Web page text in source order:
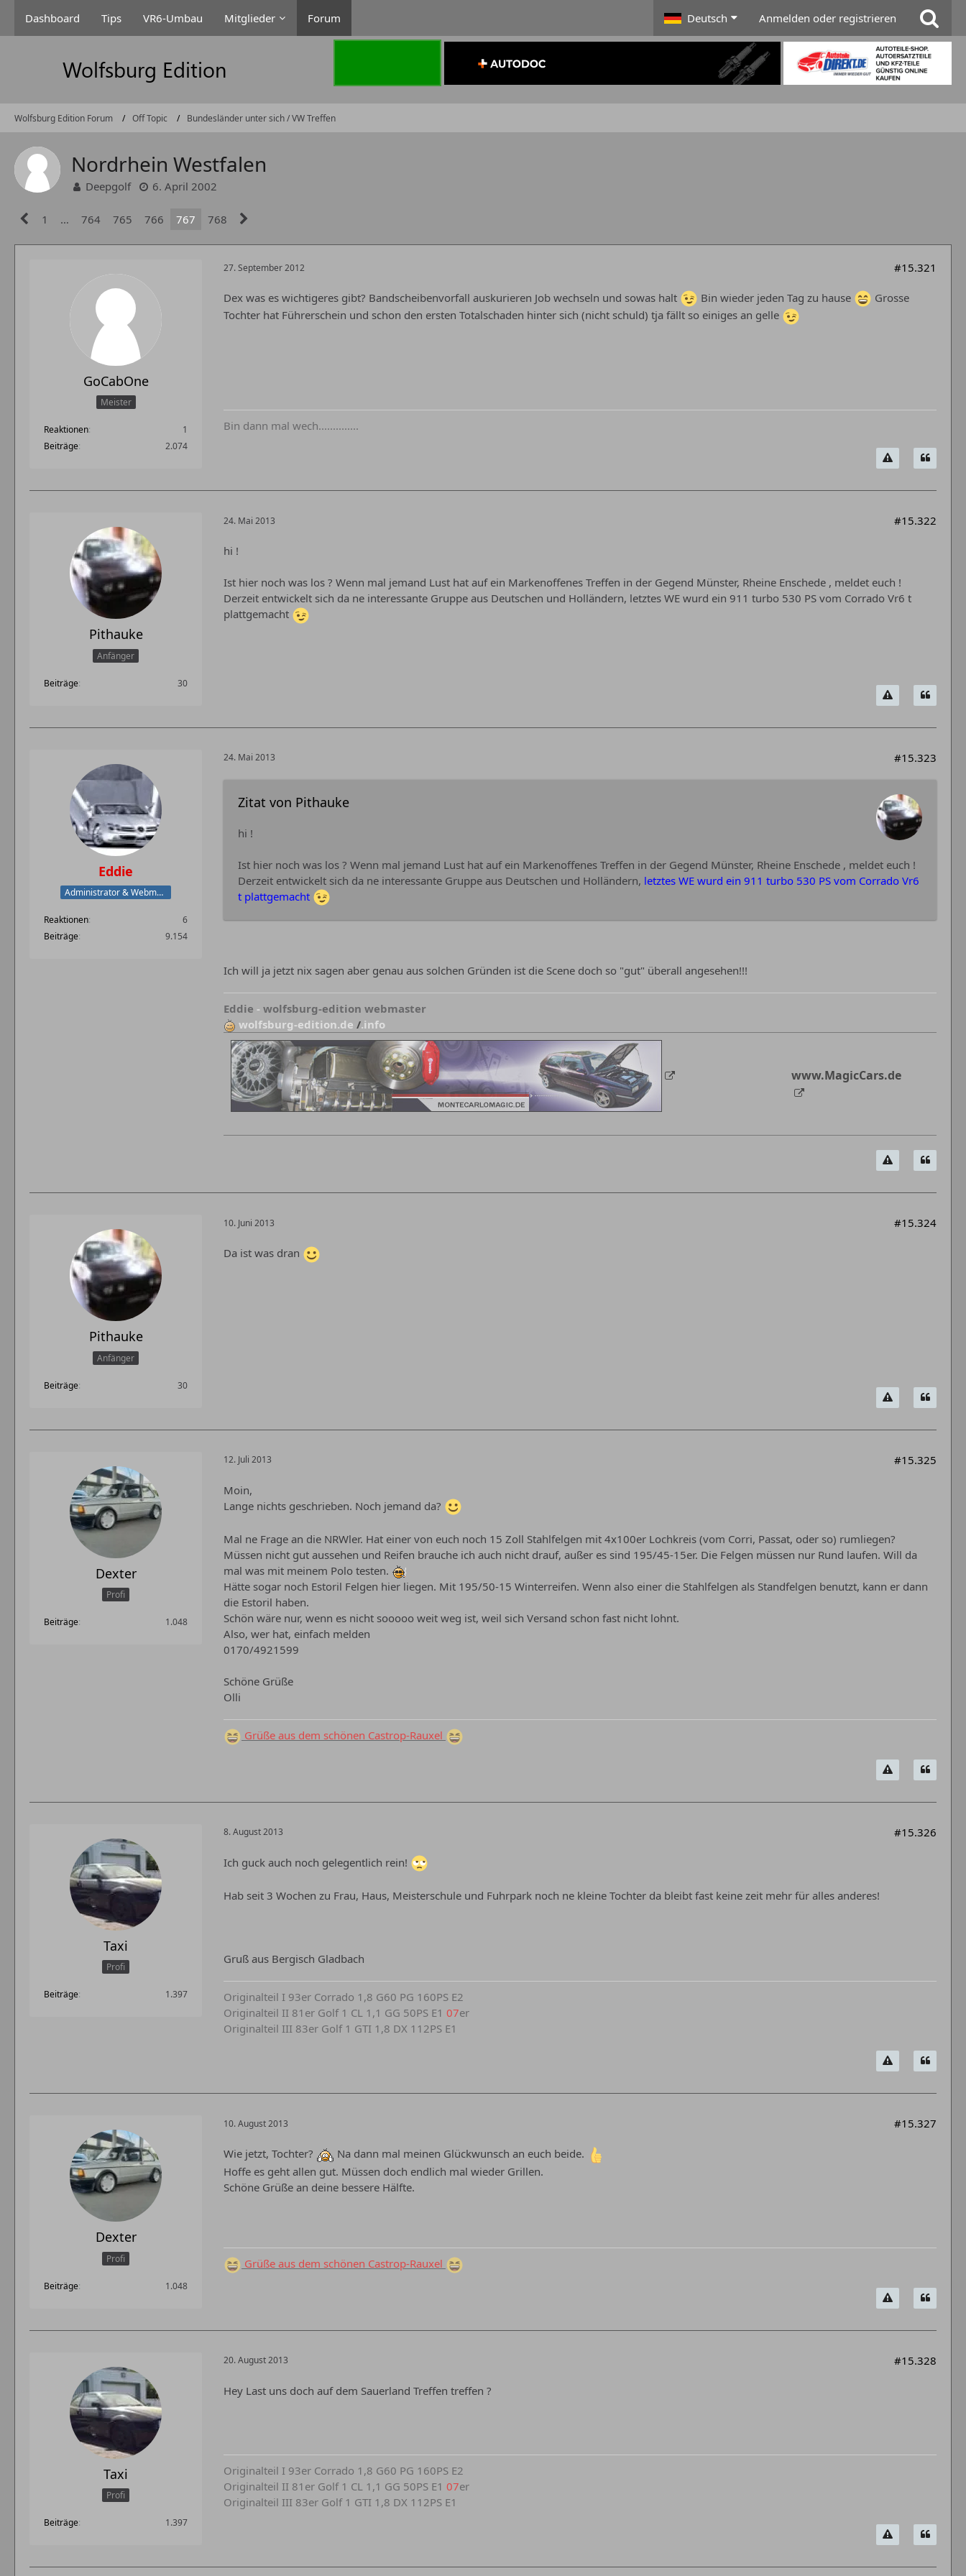
Dashboard Tips VR6-Umbau Mitglieder Forum Deutsch Anmelden oder registrieren
Wolfsburg Edition Forum Off Topic Bundesländer unter sich / VW Treffen
Nordrhein Westfalen
Deepgolf 6. April 2002
1 … 764 765 766 767 768
GoCabOne
Meister
Reaktionen
1
Beiträge
2.074
27. September 2012 #15.321
Dex was es wichtigeres gibt? Bandscheibenvorfall auskurieren Job wechseln und sowas halt Bin wieder jeden Tag zu hause
Grosse
Tochter hat Führerschein und schon den ersten Totalschaden hinter sich (nicht schuld) tja fällt so einiges an gelle
Bin dann mal wech..............
Pithauke
Anfänger
Beiträge 30
24. Mai 2013 #15.322
hi !
Ist hier noch was los ? Wenn mal jemand Lust hat auf ein Markenoffenes Treffen in der Gegend Münster, Rheine Enschede , meldet euch !
Derzeit entwickelt sich da ne interessante Gruppe aus Deutschen und Holländern, letztes WE wurd ein 911 turbo 530 PS vom Corrado Vr6 t
plattgemacht
Eddie
Administrator & Webmaster
Reaktionen
6
Beiträge
9.154
24. Mai 2013 #15.323
Zitat von Pithauke
hi !
Ist hier noch was los ? Wenn mal jemand Lust hat auf ein Markenoffenes Treffen in der Gegend Münster, Rheine Enschede , meldet euch !
Derzeit entwickelt sich da ne interessante Gruppe aus Deutschen und Holländern, letztes WE wurd ein 911 turbo 530 PS vom Corrado Vr6
t plattgemacht
Ich will ja jetzt nix sagen aber genau aus solchen Gründen ist die Scene doch so "gut" überall angesehen!!!
Eddie - wolfsburg-edition webmaster
wolfsburg-edition.de /.info
www.MagicCars.de
Pithauke
Anfänger
Beiträge 30
10. Juni 2013 #15.324
Da ist was dran
Dexter
Profi
Beiträge 1.048
12. Juli 2013 #15.325
Moin,
Lange nichts geschrieben. Noch jemand da?
Mal ne Frage an die NRWler. Hat einer von euch noch 15 Zoll Stahlfelgen mit 4x100er Lochkreis (vom Corri, Passat, oder so) rumliegen?
Müssen nicht gut aussehen und Reifen brauche ich auch nicht drauf, außer es sind 195/45-15er. Die Felgen müssen nur Rund laufen. Will da
mal was mit meinem Polo testen.
Hätte sogar noch Estoril Felgen hier liegen. Mit 195/50-15 Winterreifen. Wenn also einer die Stahlfelgen als Standfelgen benutzt, kann er dann
die Estoril haben.
Schön wäre nur, wenn es nicht sooooo weit weg ist, weil sich Versand schon fast nicht lohnt.
Also, wer hat, einfach melden
0170/4921599
Schöne Grüße
Olli
Grüße aus dem schönen Castrop-Rauxel
Taxi
Profi
Beiträge 1.397
8. August 2013 #15.326
Ich guck auch noch gelegentlich rein!
Hab seit 3 Wochen zu Frau, Haus, Meisterschule und Fuhrpark noch ne kleine Tochter da bleibt fast keine zeit mehr für alles anderes!
Gruß aus Bergisch Gladbach
Originalteil I 93er Corrado 1,8 G60 PG 160PS E2
Originalteil II 81er Golf 1 CL 1,1 GG 50PS E1 07er
Originalteil III 83er Golf 1 GTI 1,8 DX 112PS E1
Dexter
Profi
Beiträge 1.048
10. August 2013 #15.327
Wie jetzt, Tochter?
Na dann mal meinen Glückwunsch an euch beide.
Hoffe es geht allen gut. Müssen doch endlich mal wieder Grillen.
Schöne Grüße an deine bessere Hälfte.
Grüße aus dem schönen Castrop-Rauxel
Taxi
Profi
Beiträge 1.397
20. August 2013 #15.328
Hey Last uns doch auf dem Sauerland Treffen treffen ?
Originalteil I 93er Corrado 1,8 G60 PG 160PS E2
Originalteil II 81er Golf 1 CL 1,1 GG 50PS E1 07er
Originalteil III 83er Golf 1 GTI 1,8 DX 112PS E1